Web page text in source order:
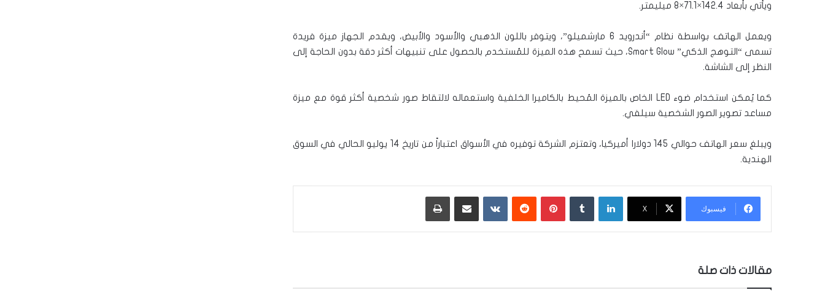
ويأتي بأبعاد 142.4×71.1×8 ميليمتر.
ويعمل الهاتف بواسطة نظام “أندرويد 6 مارشميلو”، ويتوفر باللون الذهبي والأسود والأبيض، ويقدم الجهاز ميزة فريدة
تسمى “التوهج الذكي” Smart Glow، حيث تسمح هذه الميزة للمُستخدم بالحصول على تنبيهات أكثر دقة بدون الحاجة إلى
النظر إلى الشاشة.
كما يُمكن استخدام ضوء LED الخاص بالميزة المُحيط بالكاميرا الخلفية واستعماله لالتقاط صور شخصية أكثر قوة مع ميزة
مساعد تصوير الصور الشخصية سيلفي.
ويبلغ سعر الهاتف حوالي 145 دولارا أميركيا، وتعتزم الشركة توفيره في الأسواق اعتباراً من تاريخ 14 يوليو الحالي في السوق
الهندية.
فيسبوك ‫X
لينكدإن بينتيريست ‏VKontakte
مقالات ذات صلة